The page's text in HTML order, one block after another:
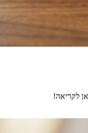
לקריאה!